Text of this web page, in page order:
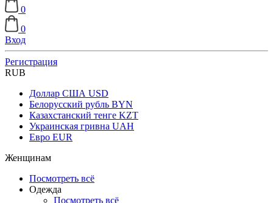
0
0
Вход
Регистрация
RUB
Доллар США USD
Белорусский рубль BYN
Казахстанский тенге KZT
Украинская гривна UAH
Евро EUR
Женщинам
Посмотреть всё
Одежда
Посмотреть всё